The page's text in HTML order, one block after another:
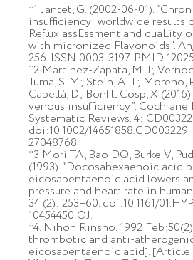
*1 Jantet, G. (2002-06-01).
insufficiency: worldwide results
Reflux assEssment and quaLity
with micronized Flavonoids”.
256. ISSN 0003-3197. PMID
*2 Martinez-Zapata, M. J;
Tuma, S. M; Stein, A. T; Moreno,
Capellà, D; Bonfill Cosp, X
venous insufficiency”.
Systematic Reviews. 4:
doi:10.1002/
27048768
*3 Mori TA, Bao DQ, Burke V,
(1993). “Docosahexaenoic acid
eicosapentaenoic acid lowers
pressure and heart rate in
34 (2): 253–60. doi:10.1161/
10454450 OJ.
*4. Nihon Rinsho. 1992
thrombotic and anti-
eicosapentaenoic acid]. [Article